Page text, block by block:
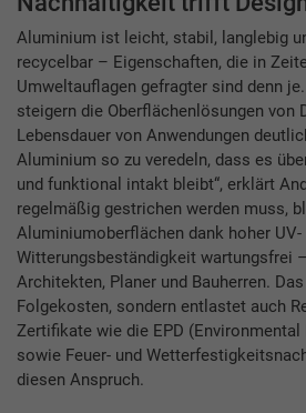
Aluminium ist leicht, stabil, langlebig
recycelbar – Eigenschaften, die in
Umweltauflagen gefragter sind denn
steigern die Oberflächenlösungen von
Lebensdauer von Anwendungen
Aluminium so zu veredeln, dass es
und funktional intakt bleibt“, erklärt
regelmäßig gestrichen werden muss,
Aluminiumoberflächen dank hoher UV-
Witterungsbeständigkeit wartungsfrei
Architekten, Planer und Bauherren.
Folgekosten, sondern entlastet auch
Zertifikate wie die EPD
sowie Feuer- und
diesen Anspruch.